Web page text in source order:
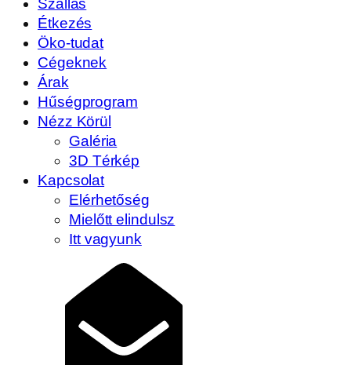
Étkezés
Öko-tudat
Cégeknek
Árak
Hűségprogram
Nézz Körül
Galéria
3D Térkép
Kapcsolat
Elérhetőség
Mielőtt elindulsz
Itt vagyunk